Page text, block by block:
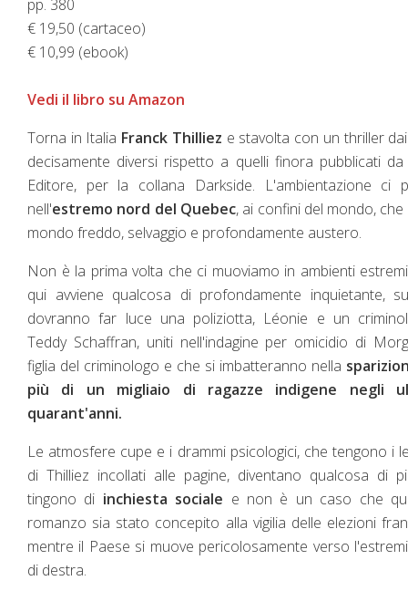
pp. 380
€ 19,50 (cartaceo)
€ 10,99 (ebook)
Vedi il libro su Amazon
Torna in Italia Franck Thilliez e stavolta con un thriller
decisamente diversi rispetto a quelli finora pubblicati da
Editore, per la collana Darkside. L'ambientazione ci
nell'estremo nord del Quebec, ai confini del mondo, che
mondo freddo, selvaggio e profondamente austero.
Non è la prima volta che ci muoviamo in ambienti
qui avviene qualcosa di profondamente inquietante,
dovranno far luce una poliziotta, Léonie e un
Teddy Schaffran, uniti nell'indagine per omicidio di
figlia del criminologo e che si imbatteranno nella
più di un migliaio di ragazze indigene negli
quarant'anni.
Le atmosfere cupe e i drammi psicologici, che tengono i
di Thilliez incollati alle pagine, diventano qualcosa di
tingono di inchiesta sociale e non è un caso che
romanzo sia stato concepito alla vigilia delle elezioni
mentre il Paese si muove pericolosamente verso
di destra.